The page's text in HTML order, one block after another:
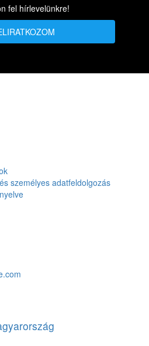
fel hírlevelünkre!
személyes adatfeldolgozás